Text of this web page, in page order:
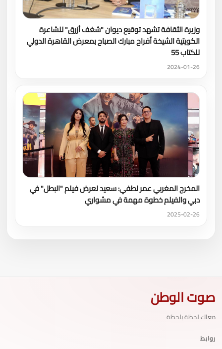
وزيرة الثقافة تشهد توقيع ديوان "شغف أزرق" للشاعرة
الكويتية الشيخة أفراح مبارك الصباح بمعرض القاهرة الدولي
للكتاب 55
2024-01-26
المخرج المغربي عمر لطفي: سعيد لعرض فيلم "البطل" في
دبي والفيلم خطوة مهمة في مشواري
2025-02-26
صوت الوطن
معاك لحظة بلحظة
روابط